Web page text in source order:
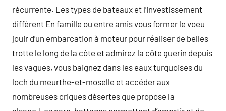
récurrente. Les types de bateaux et l’investissement
diffèrent En famille ou entre amis vous former le voeu
jouir d’un embarcation à moteur pour réaliser de belles
trotte le long de la côte et admirez la côte guerin depuis
les vagues, vous baignez dans les eaux turquoises du
loch du meurthe-et-moselle et accéder aux
nombreuses criques désertes que propose la